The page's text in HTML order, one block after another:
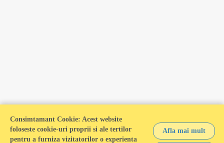
dezvoltat cu
in Bucuresti, Romania
© 2026 SDWorx Romania - Toate drepturile rezervate.
Consimtamant Cookie: Acest website
foloseste cookie-uri proprii si ale tertilor
pentru a furniza vizitatorilor o experienta
Afla mai mult